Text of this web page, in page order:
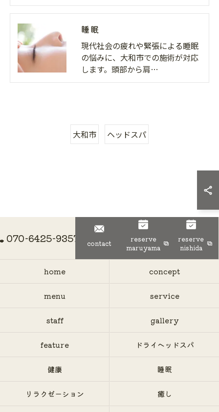
睡眠
現代社会の疲れや緊張による睡眠
の悩みに、大和市での施術が対応
します。頭部から肩…
大和市 ヘッドスパ
070-6425-9357 contact
reserve
maruyama
reserve
nishida
home concept
menu service
staff gallery
feature ドライヘッドスパ
健康 睡眠
リラクゼーション 癒し